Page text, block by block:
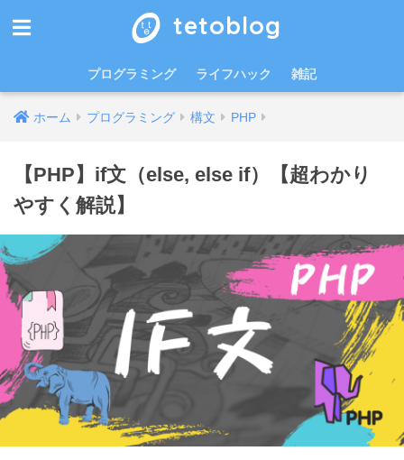
tetoblog
プログラミング ライフハック 雑記
ホーム プログラミング 構文 PHP
【PHP】if文（else, else if）【超わかり
やすく解説】